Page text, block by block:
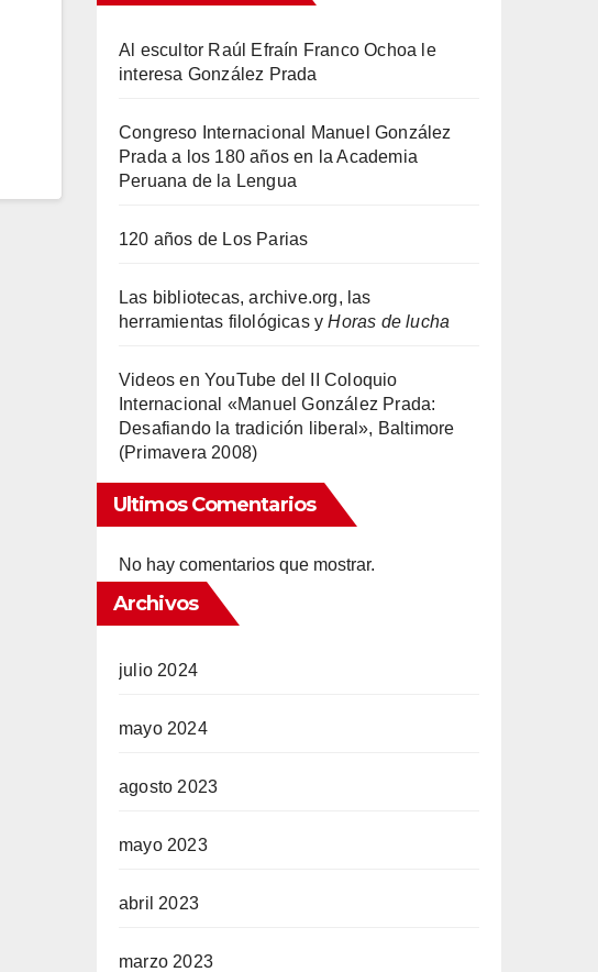
Al escultor Raúl Efraín Franco Ochoa le
interesa González Prada
Congreso Internacional Manuel González
Prada a los 180 años en la Academia
Peruana de la Lengua
120 años de Los Parias
Las bibliotecas, archive.org, las
herramientas filológicas yHoras de lucha
Videos en YouTube del II Coloquio
Internacional «Manuel González Prada:
Desafiando la tradición liberal», Baltimore
(Primavera 2008)
Ultimos Comentarios
No hay comentarios que mostrar.
Archivos
julio 2024
mayo 2024
agosto 2023
mayo 2023
abril 2023
marzo 2023